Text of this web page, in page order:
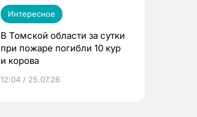
Интересное
В Томской области за сутки
при пожаре погибли 10 кур
и корова
12:04 / 25.07.26